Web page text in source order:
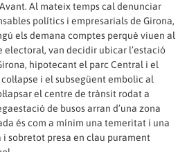
Al mateix temps cal denunciar
polítics i empresarials de Girona,
els demana comptes perquè viuen al
electoral, van decidir ubicar l’estació
hipotecant el parc Central i el
i el subsegüent embolic al
el centre de trànsit rodat a
de busos arran d’una zona
és com a mínim una temeritat i una
i sobretot presa en clau purament